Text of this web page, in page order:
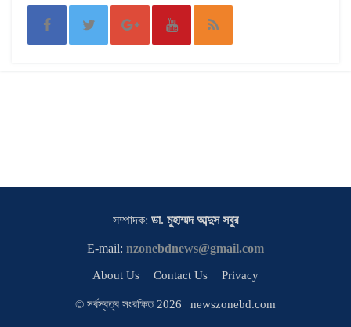
সম্পাদক: ডা. মুহাম্মদ আব্দুস সবুর
E-mail: nzonebdnews@gmail.com
About Us Contact Us Privacy
© সর্বস্বত্ব সংরক্ষিত 2026 | newszonebd.com